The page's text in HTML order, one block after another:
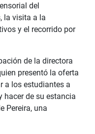
del
la visita a la
y el recorrido por
de la directora
presentó la oferta
a los estudiantes a
hacer de su estancia
Pereira, una